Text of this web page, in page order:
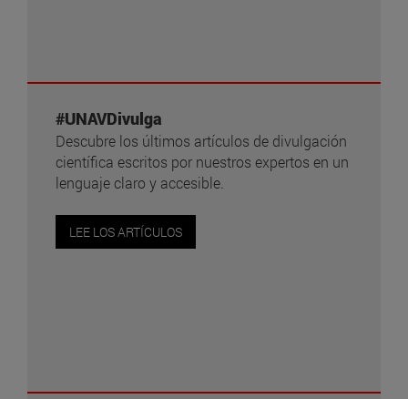
#UNAVDivulga
Descubre los últimos artículos de divulgación
científica escritos por nuestros expertos en un
lenguaje claro y accesible.
LEE LOS ARTÍCULOS